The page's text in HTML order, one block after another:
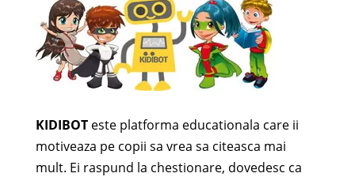
KIDIBOTeste platforma educationala care ii
motiveaza pe copii sa vrea sa citeasca mai
mult. Ei raspund la chestionare, dovedesc ca